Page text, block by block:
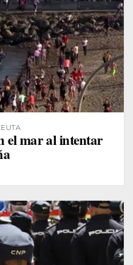
el mar al intentar